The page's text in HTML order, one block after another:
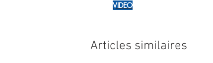
VIDEO
Articles similaires